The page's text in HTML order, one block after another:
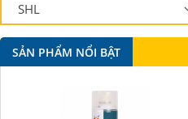
SHL
MOBIL
SẢN PHẨM NỔI BẬT